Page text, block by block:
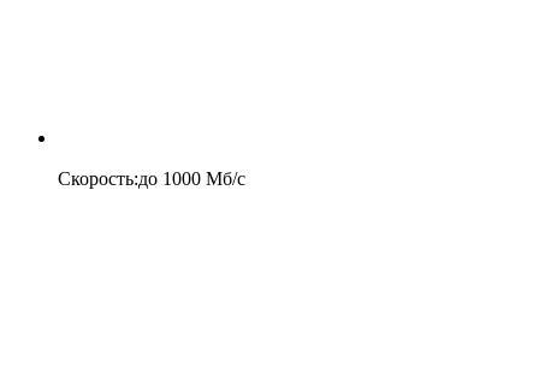
Скорость:до 1000 Мб/c